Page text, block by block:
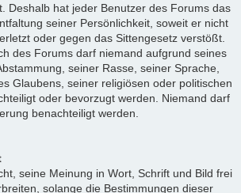
Deshalb hat jeder Benutzer des Forums das
seiner Persönlichkeit, soweit er nicht
oder gegen das Sittengesetz verstößt.
des Forums darf niemand aufgrund seines
seiner Rasse, seiner Sprache,
Glaubens, seiner religiösen oder politischen
oder bevorzugt werden. Niemand darf
benachteiligt werden.
seine Meinung in Wort, Schrift und Bild frei
solange die Bestimmungen dieser